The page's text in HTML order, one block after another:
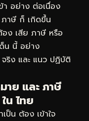
า อย่าง ต่อเนื่อง
าษี ก็ เกิดขึ้น
อง เสีย ภาษี หรือ
ด็น นี้ อย่าง
ริง และ แนว ปฏิบัติ
ย และ ภาษี
น ไทย
ป็น ต้อง เข้าใจ